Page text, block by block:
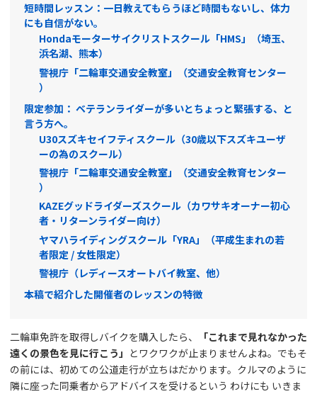
短時間レッスン：一日教えてもらうほど時間もないし、体力
にも自信がない。
Hondaモーターサイクリストスクール「HMS」（埼玉、
浜名湖、熊本）
警視庁「二輪車交通安全教室」（交通安全教育センター
）
限定参加： ベテランライダーが多いとちょっと緊張する、と
言う方へ。
U30スズキセイフティスクール（30歳以下スズキユーザ
ーの為のスクール）
警視庁「二輪車交通安全教室」（交通安全教育センター
）
KAZEグッドライダーズスクール（カワサキオーナー初心
者・リターンライダー向け）
ヤマハライディングスクール「YRA」（平成生まれの若
者限定 / 女性限定）
警視庁（レディースオートバイ教室、他）
本稿で紹介した開催者のレッスンの特徴
二輪車免許を取得しバイクを購入したら、
「これまで見れなかった
遠くの景色を見に行こう」 とワクワクが止まりませんよね。でもそ
の前には、初めての公道走行が立ちはだかります。クルマのように
隣に座った同乗者からアドバイスを受けるという わけにも いきま